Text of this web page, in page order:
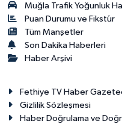
Muğla Trafik Yoğunluk
Puan Durumu ve Fikstür
Tüm Manşetler
Son Dakika Haberleri
Haber Arşivi
Fethiye TV Haber
Gizlilik Sözleşmesi
Haber Doğrulama ve